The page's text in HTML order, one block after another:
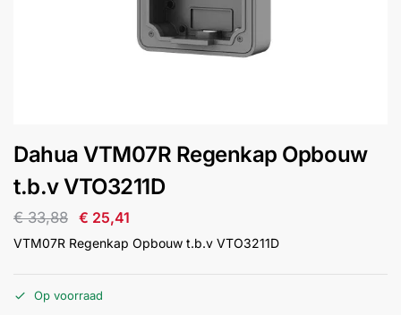
&
Intercom
Branddetectie
Dahua VTM07R Regenkap Opbouw
t.b.v VTO3211D
€33,88 € 25,41
VTM07R Regenkap Opbouw t.b.v VTO3211D
Op voorraad